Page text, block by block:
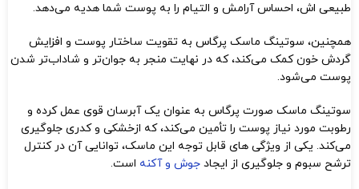
طبیعی‌ اش، احساس آرامش و التیام را به پوست شما هدیه می‌دهد.
همچنین، سوتینگ ماسک پرگاس به تقویت ساختار پوست و افزایش
گردش خون کمک می‌کند، که در نهایت منجر به جوان‌تر و شاداب‌تر شدن
پوست می‌شود.
سوتینگ ماسک صورت پرگاس به عنوان یک آبرسان قوی عمل کرده و
رطوبت مورد نیاز پوست را تأمین می‌کند، که ازخشکی و کدری جلوگیری
می‌کند. یکی از ویژگی‌ های قابل توجه این ماسک، توانایی آن در کنترل
ترشح سبوم و جلوگیری از ایجاد جوش و آکنه است.